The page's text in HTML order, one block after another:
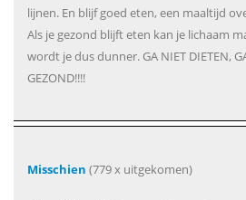
lijnen. En blijf goed eten, een maaltijd
Als je gezond blijft eten kan je lichaam
wordt je dus dunner. GA NIET DIETEN,
GEZOND!!!!
Misschien (779 x uitgekomen)